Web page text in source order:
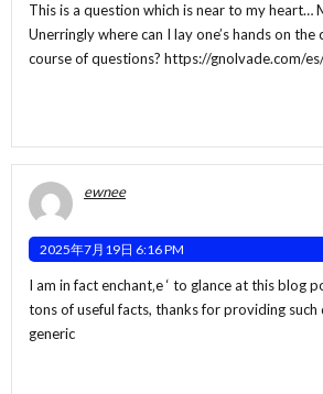
This is a question which is near to my heart…
Unerringly where can I lay one’s hands on
course of questions? https://gnolvade.com/
ewnee
2025年7月19日 6:16 PM
I am in fact enchant‚e ‘ to glance at this blog
tons of useful facts, thanks for providing such
generic